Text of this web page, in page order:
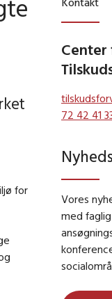
for
72 42 41
Vores
med